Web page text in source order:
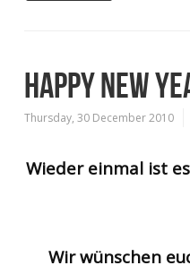
HAPPY NEW
Thursday, 30 December 2010
Wieder einmal ist
Wir wünschen